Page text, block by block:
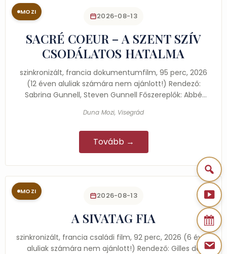
MOZI 2026-08-13
SACRÉ COEUR – A SZENT SZÍV
CSODÁLATOS HATALMA
szinkronizált, francia dokumentumfilm, 95 perc, 2026
(12 éven aluliak számára nem ajánlott!) Rendező:
Sabrina Gunnell, Steven Gunnell Főszereplők: Abbé
Duna Mozi, Visegrád
Tovább →
MOZI 2026-08-13
A SIVATAG FIA
szinkronizált, francia családi film, 92 perc, 2026 (6 éven
aluliak számára nem ajánlott!) Rendező: Gilles de